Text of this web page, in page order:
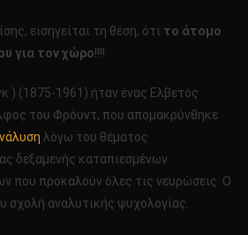
εισηγείται τη θέση, ότι το άτομο
για τον χώρο!!!!
) (1875-1961) ήταν ένας Ελβετός
του Φρόυντ, που απομακρύνθηκε
λόγω του θέματος
δεξαμενής καταπιεσμένων
που προκαλούν όλες τις νευρώσεις. Ο
σχολή αναλυτικής ψυχολογίας.